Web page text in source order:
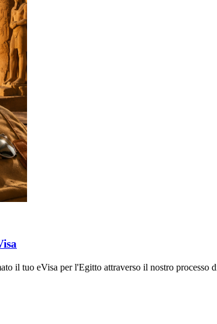
il tuo eVisa per l'Egitto attraverso il nostro processo